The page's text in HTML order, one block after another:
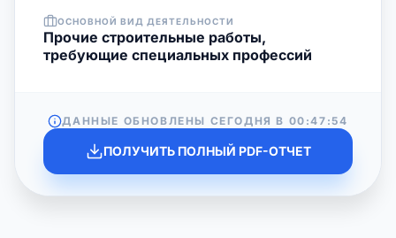
ОСНОВНОЙ ВИД ДЕЯТЕЛЬНОСТИ
Прочие строительные работы,
требующие специальных профессий
ДАННЫЕ ОБНОВЛЕНЫ СЕГОДНЯ В 00:47:54
ПОЛУЧИТЬ ПОЛНЫЙ PDF-ОТЧЕТ